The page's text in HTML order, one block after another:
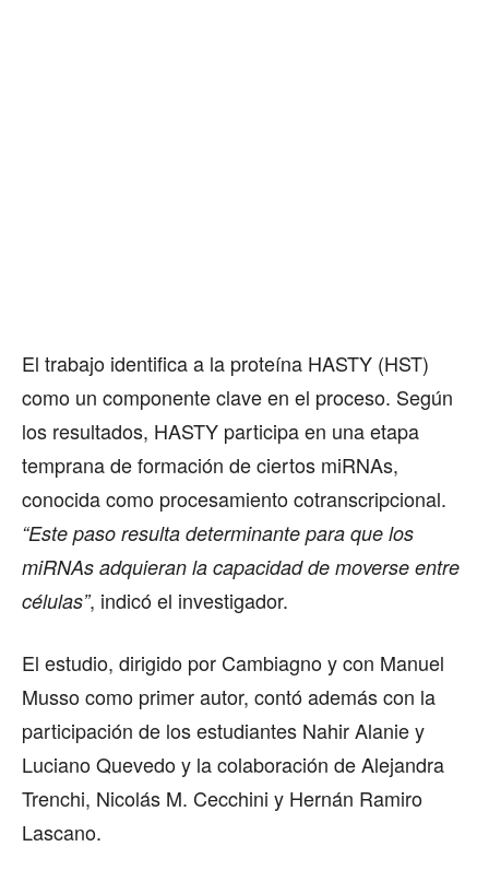
El trabajo identifica a la proteína HASTY (HST)
como un componente clave en el proceso. Según
los resultados, HASTY participa en una etapa
temprana de formación de ciertos miRNAs,
conocida como procesamiento cotranscripcional.
“Este paso resulta determinante para que los
miRNAs adquieran la capacidad de moverse entre
células”, indicó el investigador.
El estudio, dirigido por Cambiagno y con Manuel
Musso como primer autor, contó además con la
participación de los estudiantes Nahir Alanie y
Luciano Quevedo y la colaboración de Alejandra
Trenchi, Nicolás M. Cecchini y Hernán Ramiro
Lascano.